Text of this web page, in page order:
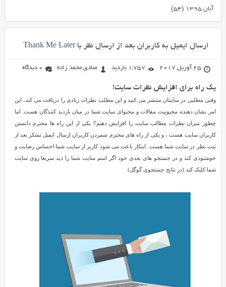
آبان ۱۳۹۵
(۵۴)
ارسال ایمیل به کاربران بعد از ارسال نظر با Thank Me Later
25 آوریل 2017 1,757 بازدید صادق محمد زاده 0 دیدگاه
یک راه برای افزایش نظرات سایت!
وقتی مطلبی در سایتتان منتشر می کنید و این مطلب نظرات زیادی را دریافت می کند، این
امر نشان دهنده محبوبیت مقالات و محتوای سایت شما در میان بازدید کنندگان هست. اما
چطور میزان نظرات مطالب سایت را افزایش دهیم؟ یکی از این راه ها محترم دانستن
کاربران سایت هست ، و یکی از راه های محترم شمردن کاربران ارسال ایمیل تشکر بعد از
ثبت نظر در سایت شما هست. اینکار باعث می شود کاربر از سایت شما احساس رضایت و
خوشنودی کند و در جستجو های بعدی خود اگر اسم سایت شما را دید سریعا روی سایت
شما کلیک کند (در نتایج جستجوی گوگل)